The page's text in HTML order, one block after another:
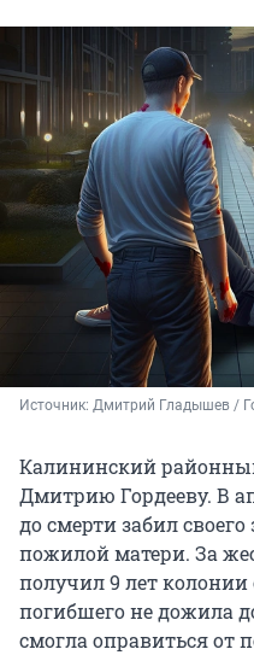
Источник: Дмитрий Гладышев /
Калининский
Дмитрию Гордееву. В
до смерти забил
пожилой матери. За
получил 9 лет
погибшего не дожила
смогла оправиться от